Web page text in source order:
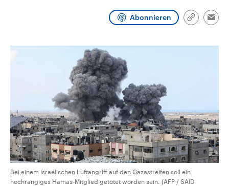
Wahlprogramme, aktuelle Berichte
Wahl.
aktuelle Weltgeschehen.
Abonnieren
Link
Bei einem israelischen Luftangriff auf den Gazastreifen soll ein
hochrangiges Hamas-Mitglied getötet worden sein. (AFP / SAID